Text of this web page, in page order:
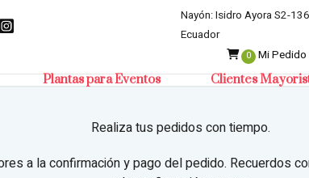
Nayón: Isidro Ayora S2-
Ecuador
0 Mi Pedido
Plantas para Eventos Clientes
Realiza tus pedidos con tiempo.
a la confirmación y pago del pedido. Recuerdos